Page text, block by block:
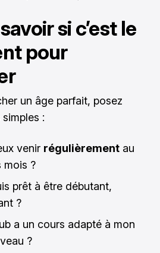
si c’est le
pour
un âge parfait, posez
:
venir régulièrement au
mois ?
prêt à être débutant,
?
a un cours adapté à mon
?